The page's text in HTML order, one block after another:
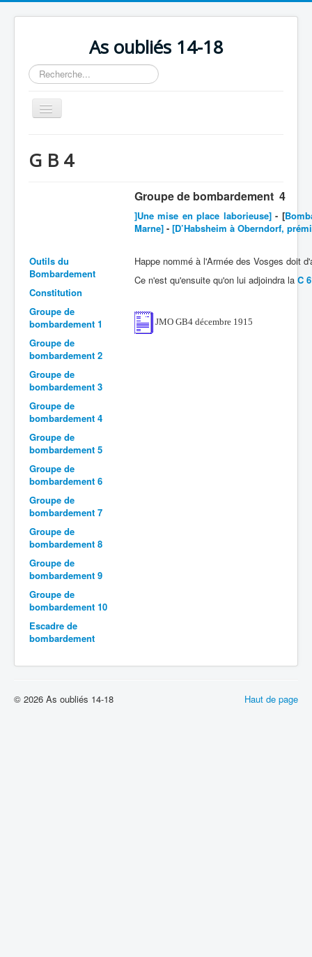
As oubliés 14-18
Rechercher
Basculer
la
Chronologie
Personnels
Doctrines
Les As
Cahiers des As
G B 4
Groupe de bombardement 4
]Une mise en place laborieuse]- [
Marne] - [D’Habsheim à Oberndorf,
Outils du
Bombardement
Constitution
Groupe de
bombardement 1
Groupe de
bombardement 2
Groupe de
bombardement 3
Groupe de
bombardement 4
Groupe de
bombardement 5
Groupe de
bombardement 6
Groupe de
bombardement 7
Groupe de
bombardement 8
Groupe de
bombardement 9
Groupe de
bombardement 10
Escadre de
bombardement
Happe nommé à l'Armée des Vosges doit
Ce n'est qu'ensuite qu'on lui adjoindra la C
JMO GB4 décembre 1915
Haut de page
© 2026 As oubliés 14-18